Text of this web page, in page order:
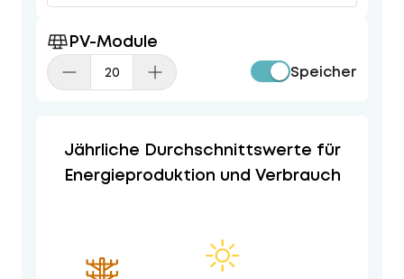
PV-Module
Speicher
Jährliche Durchschnittswerte für
Energieproduktion und Verbrauch